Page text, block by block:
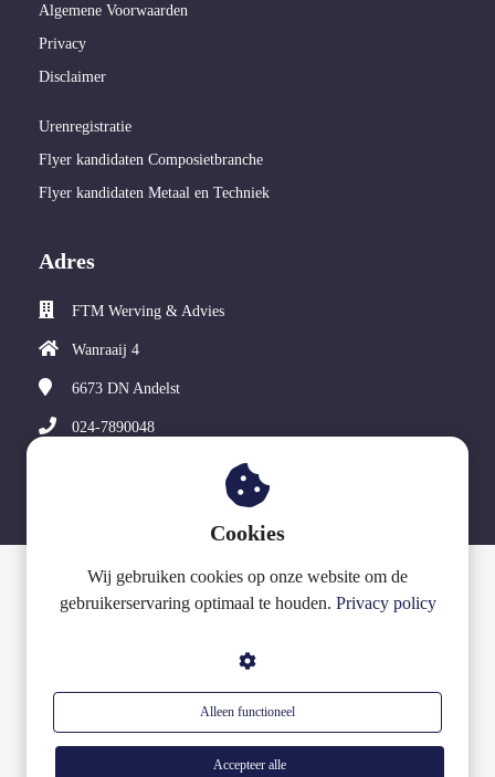
Algemene Voorwaarden
Privacy
Disclaimer
Urenregistratie
Flyer kandidaten Composietbranche
Flyer kandidaten Metaal en Techniek
Adres
FTM Werving & Advies
Wanraaij 4
6673 DN Andelst
024-7890048
info@ftmwervingenadvies.nl
© FTM Werving & Advies
Cookies
Wij gebruiken cookies op onze website om de
gebruikerservaring optimaal te houden. Privacy policy
Alleen functioneel
Accepteer alle